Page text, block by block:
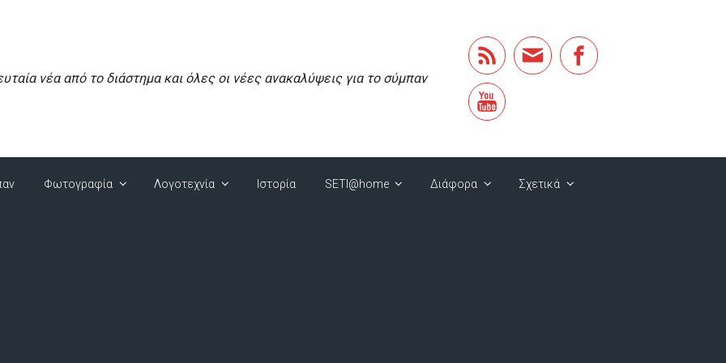
νέα από το διάστημα και όλες οι νέες ανακαλύψεις για το σύμπαν
Φωτογραφία Λογοτεχνία Ιστορία SETI@home Διάφορα Σχετικά